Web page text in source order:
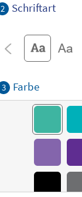
2 Schriftart
3 Farbe